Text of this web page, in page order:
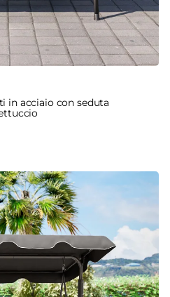
in acciaio con seduta